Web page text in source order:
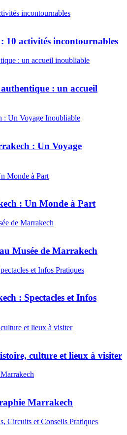
incontournables
10 activités incontournables
: un accueil inoubliable
: un accueil
: Un Voyage Inoubliable
: Un Voyage
Monde à Part
: Un Monde à Part
de Marrakech
Musée de Marrakech
et Infos Pratiques
: Spectacles et Infos
et lieux à visiter
culture et lieux à visiter
Marrakech
Circuits et Conseils Pratiques